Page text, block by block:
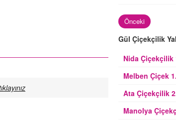
Önceki
Gül Çiçekçilik
Nida Çiçekçilik
Melben Çiçek
Ata Çiçekçilik
Manolya